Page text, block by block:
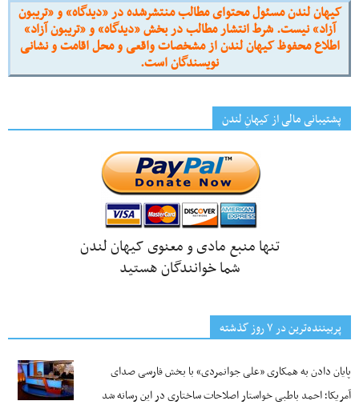
کیهان لندن مسئول محتوای مطالب منتشرشده در «دیدگاه» و «تریبون
آزاد» نیست. شرط انتشار مطالب در بخش «دیدگاه» و «تریبون آزاد»
اطلاع محفوظ کیهان لندن از مشخصات واقعی و محل اقامت و نشانی
نویسندگان است.
پشتیبانی مالی از کیهانِ لندن
تنها منبع مادی و معنوی کیهان لندن
شما خوانندگان هستید
پربیننده‌ترین‌ در ۷ روز گذشته
پایان دادن به همکاری «علی جوانمردی» با بخش فارسی صدای
آمریکا؛ احمد باطبی خواستار اصلاحات ساختاری در این رسانه شد